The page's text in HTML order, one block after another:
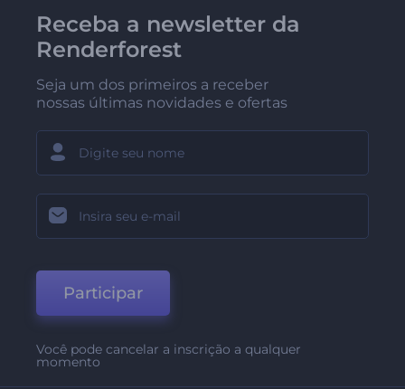
Receba a newsletter da
Renderforest
Seja um dos primeiros a receber
nossas últimas novidades e ofertas
Participar
Você pode cancelar a inscrição a qualquer
momento